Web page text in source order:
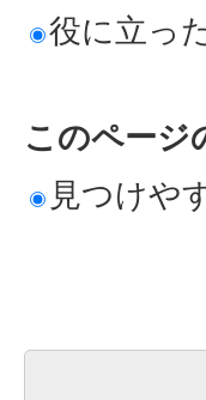
役に立っ
このページ
見つけや